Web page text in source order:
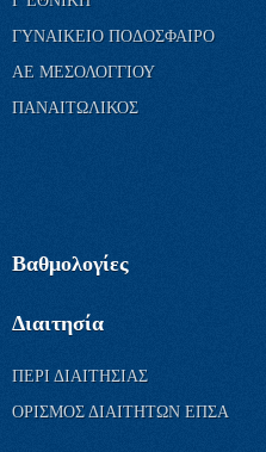
ΓΥΝΑΙΚΕΙΟ ΠΟΔΟΣΦΑΙΡΟ
ΑΕ ΜΕΣΟΛΟΓΓΙΟΥ
ΠΑΝΑΙΤΩΛΙΚΟΣ
Βαθμολογίες
Διαιτησία
ΠΕΡΙ ΔΙΑΙΤΗΣΙΑΣ
ΟΡΙΣΜΟΣ ΔΙΑΙΤΗΤΩΝ ΕΠΣΑ